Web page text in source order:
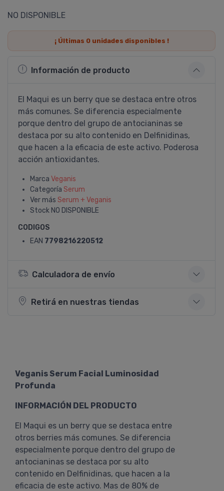
NO DISPONIBLE
¡ Últimas 0unidades disponibles !
Información de producto
El Maqui es un berry que se destaca entre otros
más comunes. Se diferencia especialmente
porque dentro del grupo de antocianinas se
destaca por su alto contenido en Delfinidinas,
que hacen a la eficacia de este activo. Poderosa
acción antioxidantes.
Marca Veganis
Categoría Serum
Ver más Serum + Veganis
Stock NO DISPONIBLE
CODIGOS
EAN 7798216220512
Calculadora de envío
Retirá en nuestras tiendas
Veganis Serum Facial Luminosidad
Profunda
INFORMACIÓN DEL PRODUCTO
El Maqui es un berry que se destaca entre
otros berries más comunes. Se diferencia
especialmente porque dentro del grupo de
antocianinas se destaca por su alto
contenido en Delfinidinas, que hacen a la
eficacia de este activo. Mas de 80% de